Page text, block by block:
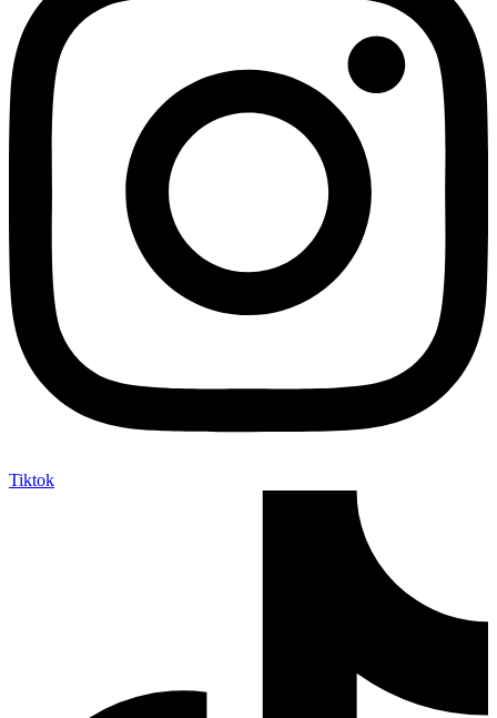
Tiktok